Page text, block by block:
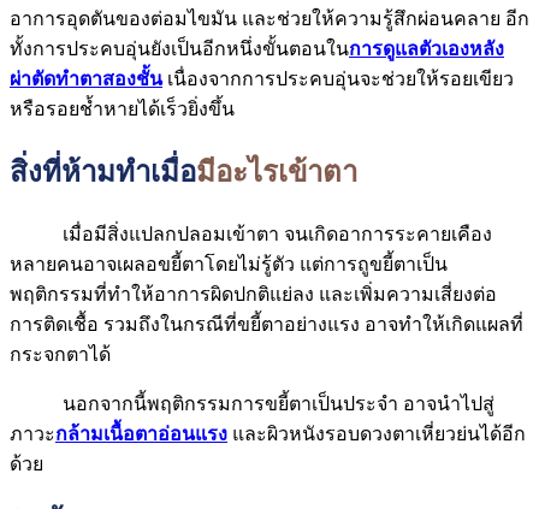
อาการอุดตันของต่อมไขมัน และช่วยให้ความรู้สึกผ่อนคลาย อีก
ทั้งการประคบอุ่นยังเป็นอีกหนึ่งขั้นตอนในการดูแลตัวเองหลัง
ผ่าตัดทำตาสองชั้น เนื่องจากการประคบอุ่นจะช่วยให้รอยเขียว
หรือรอยช้ำหายได้เร็วยิ่งขึ้น
สิ่งที่ห้ามทำเมื่อมีอะไรเข้าตา
เมื่อมีสิ่งแปลกปลอมเข้าตา จนเกิดอาการระคายเคือง
หลายคนอาจเผลอขยี้ตาโดยไม่รู้ตัว แต่การถูขยี้ตาเป็น
พฤติกรรมที่ทำให้อาการผิดปกติแย่ลง และเพิ่มความเสี่ยงต่อ
การติดเชื้อ รวมถึงในกรณีที่ขยี้ตาอย่างแรง อาจทำให้เกิดแผลที่
กระจกตาได้
นอกจากนี้พฤติกรรมการขยี้ตาเป็นประจำ อาจนำไปสู่
ภาวะกล้ามเนื้อตาอ่อนแรง และผิวหนังรอบดวงตาเหี่ยวย่นได้อีก
ด้วย